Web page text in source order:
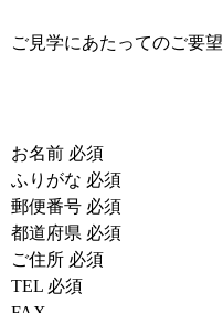
ご見学にあたってのご要望
お名前 必須
ふりがな 必須
郵便番号 必須
都道府県 必須
ご住所 必須
TEL 必須